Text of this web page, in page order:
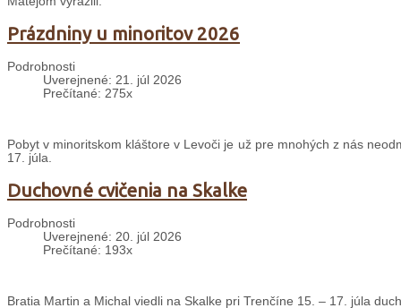
Prázdniny u minoritov 2026
Podrobnosti
Uverejnené: 21. júl 2026
Prečítané: 275x
Pobyt v minoritskom kláštore v Levoči je už pre mnohých z nás
17. júla.
Duchovné cvičenia na Skalke
Podrobnosti
Uverejnené: 20. júl 2026
Prečítané: 193x
Bratia Martin a Michal viedli na Skalke pri Trenčíne 15. – 17. júla